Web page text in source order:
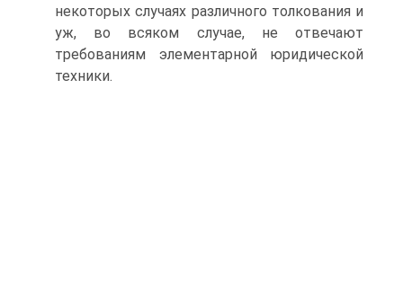
некоторых случаях различного толкования и
уж, во всяком случае, не отвечают
требованиям элементарной юридической
техники.